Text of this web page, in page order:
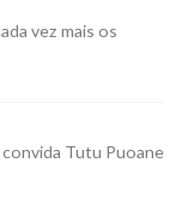
vez mais os
Tutu Puoane